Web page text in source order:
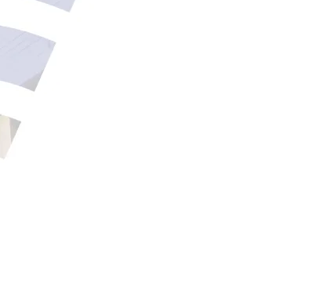
Maken van heldere afspraken over kwaliteit
Opstellen van jaarplannen en meerjarenplannen
Opzetten van modern inkoopmanagement
Invoeren van prestatiegericht schilderwerk
Strategische steun voor VVE’s